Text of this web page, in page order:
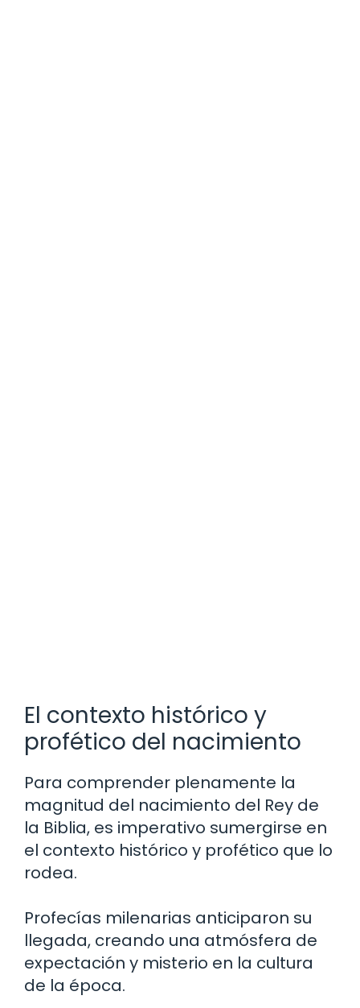
El contexto histórico y
profético del nacimiento
Para comprender plenamente la
magnitud del nacimiento del Rey de
la Biblia, es imperativo sumergirse en
el contexto histórico y profético que lo
rodea.
Profecías milenarias anticiparon su
llegada, creando una atmósfera de
expectación y misterio en la cultura
de la época.